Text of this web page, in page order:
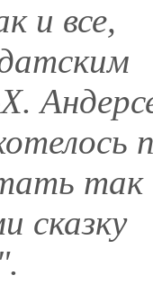
и все,
так
сказку